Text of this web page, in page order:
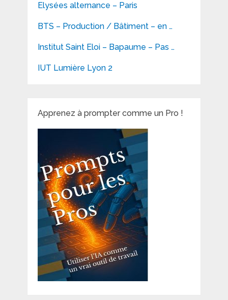
Elysées alternance – Paris
BTS – Production / Bâtiment – en …
Institut Saint Eloi – Bapaume – Pas …
IUT Lumière Lyon 2
Apprenez à prompter comme un Pro !